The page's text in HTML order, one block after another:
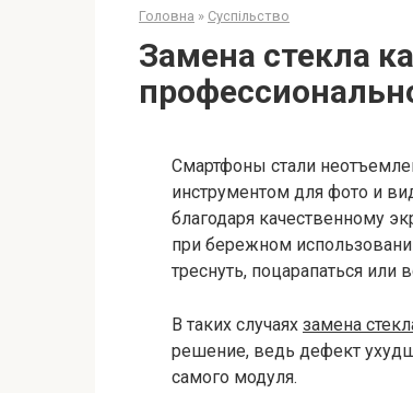
Головна » Суспільство
Замена стекла
Смартфоны стали
инструментом для фото и
благодаря качественному
при бережном
треснуть, поцарапаться или
В таких случаях замена
решение, ведь дефект
самого модуля.